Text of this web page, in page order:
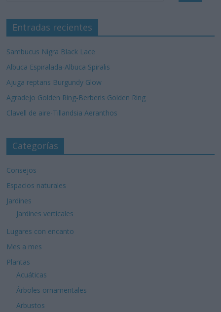
Entradas recientes
Sambucus Nigra Black Lace
Albuca Espiralada-Albuca Spiralis
Ajuga reptans Burgundy Glow
Agradejo Golden Ring-Berberis Golden Ring
Clavell de aire-Tillandsia Aeranthos
Categorías
Consejos
Espacios naturales
Jardines
Jardines verticales
Lugares con encanto
Mes a mes
Plantas
Acuáticas
Árboles ornamentales
Arbustos